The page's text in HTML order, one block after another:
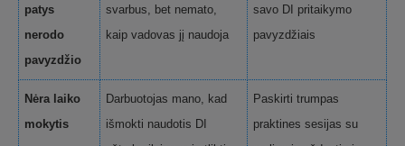
patys
nerodo
pavyzdžio
svarbus, bet nemato,
kaip vadovas jį naudoja
savo DI pritaikymo
pavyzdžiais
Nėra laiko
mokytis
Darbuotojas mano, kad
išmokti naudotis DI
Paskirti trumpas
praktines sesijas su